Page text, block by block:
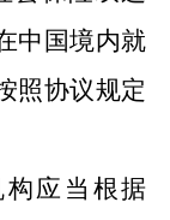
中国境内就
照协议规定
应当根据